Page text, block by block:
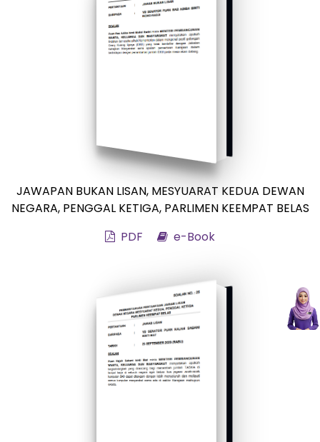
JAWAPAN BUKAN LISAN, MESYUARAT KEDUA DEWAN
NEGARA, PENGGAL KETIGA, PARLIMEN KEEMPAT BELAS
PDF
e-Book